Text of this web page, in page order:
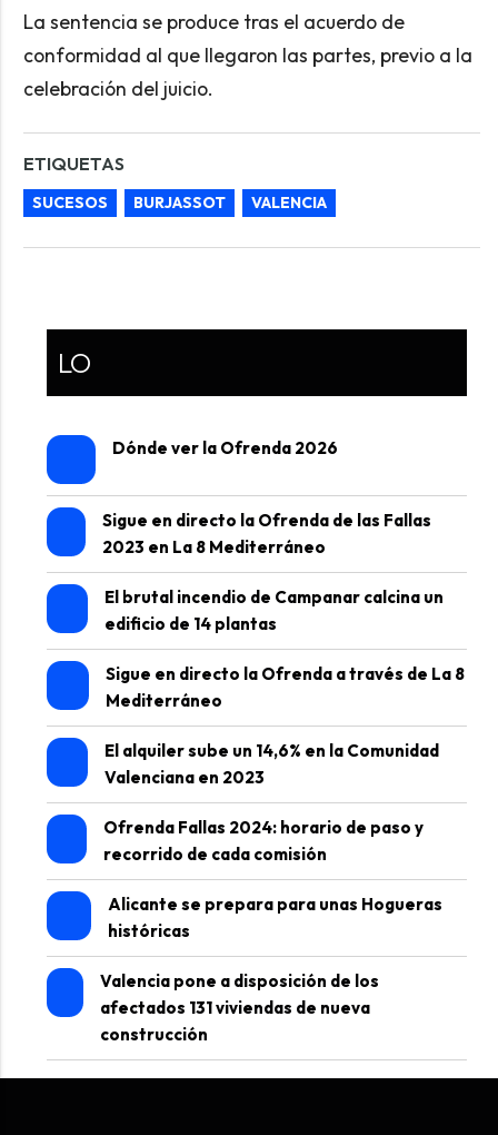
La sentencia se produce tras el acuerdo de
conformidad al que llegaron las partes, previo a la
celebración del juicio.
ETIQUETAS
SUCESOS BURJASSOT VALENCIA
LO
Dónde ver la Ofrenda 2026
Sigue en directo la Ofrenda de las Fallas
2023 en La 8 Mediterráneo
El brutal incendio de Campanar calcina un
edificio de 14 plantas
Sigue en directo la Ofrenda a través de La 8
Mediterráneo
El alquiler sube un 14,6% en la Comunidad
Valenciana en 2023
Ofrenda Fallas 2024: horario de paso y
recorrido de cada comisión
Alicante se prepara para unas Hogueras
históricas
Valencia pone a disposición de los
afectados 131 viviendas de nueva
construcción